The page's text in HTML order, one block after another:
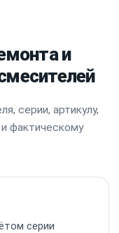
и
серии, артикулу,
фактическому
серии